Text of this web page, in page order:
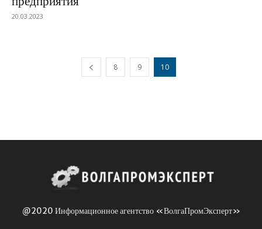
20.03.2023
8 9 10
@2020 Информационное агентство «ВолгаПромЭксперт»